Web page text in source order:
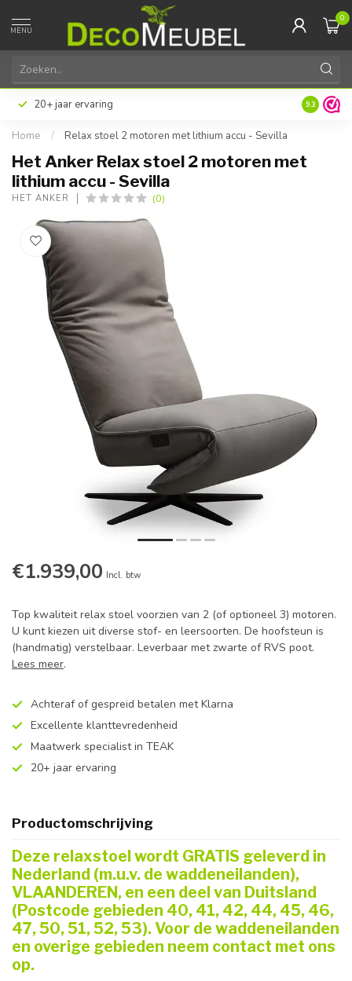
MENU
0
20+ jaar ervaring 9.3
Home / Relax stoel 2 motoren met lithium accu - Sevilla
Het Anker Relax stoel 2 motoren met
lithium accu - Sevilla
HET ANKER (0)
€1.939,00 Incl. btw
Top kwaliteit relax stoel voorzien van 2 (of optioneel 3) motoren.
U kunt kiezen uit diverse stof- en leersoorten. De hoofsteun is
(handmatig) verstelbaar. Leverbaar met zwarte of RVS poot.
Lees meer.
Achteraf of gespreid betalen met Klarna
Excellente klanttevredenheid
Maatwerk specialist in TEAK
20+ jaar ervaring
Productomschrijving
Deze relaxstoel wordt GRATIS geleverd in
Nederland (m.u.v. de waddeneilanden),
VLAANDEREN, en een deel van Duitsland
(Postcode gebieden 40, 41, 42, 44, 45, 46,
47, 50, 51, 52, 53). Voor de waddeneilanden
en overige gebieden neem contact met ons
op.